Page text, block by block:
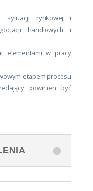
sytuacji rynkowej i
handlowych i
elementami w pracy
etapem procesu
powinien być